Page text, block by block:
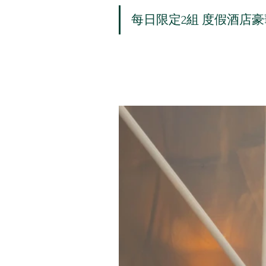
每日限定2組 度假酒店